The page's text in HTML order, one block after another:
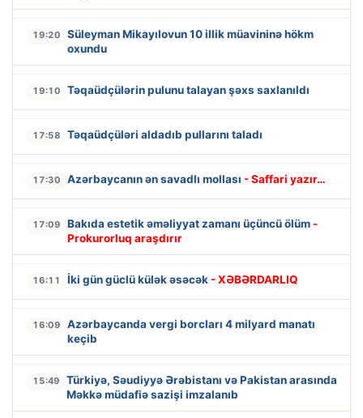
19:20
Süleyman Mikayılovun 10 illik müavininə hökm
oxundu
19:10 Təqaüdçülərin pulunu talayan şəxs saxlanıldı
17:58 Təqaüdçüləri aldadıb pullarını taladı
17:30 Azərbaycanın ən savadlı mollası - Saffari yazır…
17:09 Bakıda estetik əməliyyat zamanı üçüncü ölüm -
Prokurorluq araşdırır
16:11 İki gün güclü külək əsəcək - XƏBƏRDARLIQ
16:09
Azərbaycanda vergi borcları 4 milyard manatı
keçib
15:49
Türkiyə, Səudiyyə Ərəbistanı və Pakistan arasında
Məkkə müdafiə sazişi imzalanıb